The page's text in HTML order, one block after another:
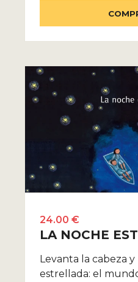
24.00 €
LA NOCHE
Levanta la cabeza
estrellada: el